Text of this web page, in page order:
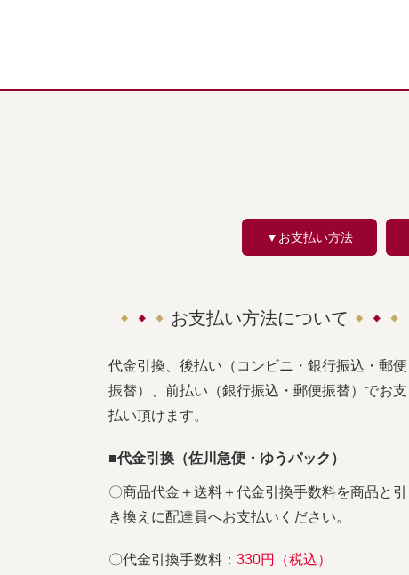
▼お支払い方法
お支払い方法について
代金引換、後払い（コンビニ・銀行振込・郵便
振替）、前払い（銀行振込・郵便振替）でお支
払い頂けます。
■代金引換（佐川急便・ゆうパック）
〇商品代金＋送料＋代金引換手数料を商品と引
き換えに配達員へお支払いください。
〇代金引換手数料： 330円（税込）